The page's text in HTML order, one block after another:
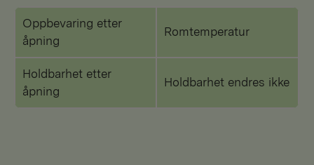
Oppbevaring etter
åpning
Romtemperatur
Holdbarhet etter
åpning
Holdbarhet endres ikke